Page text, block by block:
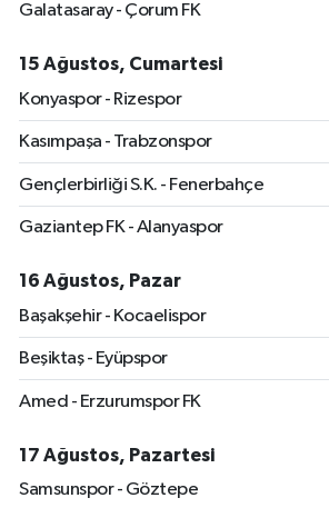
Galatasaray - Çorum FK
15 Ağustos, Cumartesi
Konyaspor - Rizespor
Kasımpaşa - Trabzonspor
Gençlerbirliği S.K. - Fenerbahçe
Gaziantep FK - Alanyaspor
16 Ağustos, Pazar
Başakşehir - Kocaelispor
Beşiktaş - Eyüpspor
Amed - Erzurumspor FK
17 Ağustos, Pazartesi
Samsunspor - Göztepe